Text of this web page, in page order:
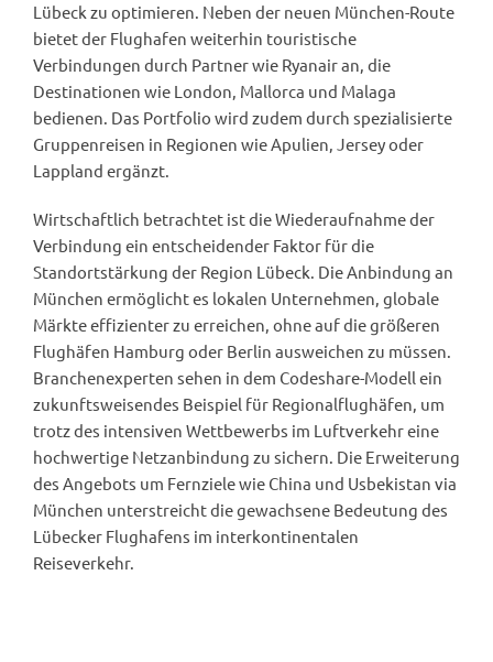
Lübeck zu optimieren. Neben der neuen München-Route
bietet der Flughafen weiterhin touristische
Verbindungen durch Partner wie Ryanair an, die
Destinationen wie London, Mallorca und Malaga
bedienen. Das Portfolio wird zudem durch spezialisierte
Gruppenreisen in Regionen wie Apulien, Jersey oder
Lappland ergänzt.
Wirtschaftlich betrachtet ist die Wiederaufnahme der
Verbindung ein entscheidender Faktor für die
Standortstärkung der Region Lübeck. Die Anbindung an
München ermöglicht es lokalen Unternehmen, globale
Märkte effizienter zu erreichen, ohne auf die größeren
Flughäfen Hamburg oder Berlin ausweichen zu müssen.
Branchenexperten sehen in dem Codeshare-Modell ein
zukunftsweisendes Beispiel für Regionalflughäfen, um
trotz des intensiven Wettbewerbs im Luftverkehr eine
hochwertige Netzanbindung zu sichern. Die Erweiterung
des Angebots um Fernziele wie China und Usbekistan via
München unterstreicht die gewachsene Bedeutung des
Lübecker Flughafens im interkontinentalen
Reiseverkehr.